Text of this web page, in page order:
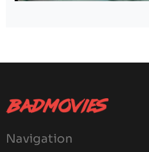
Navigation